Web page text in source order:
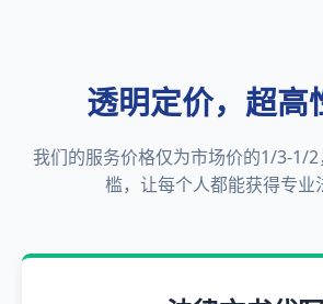
透明定价，超高
我们的服务价格仅为市场价的1/3-1/
槛，让每个人都能获得专业